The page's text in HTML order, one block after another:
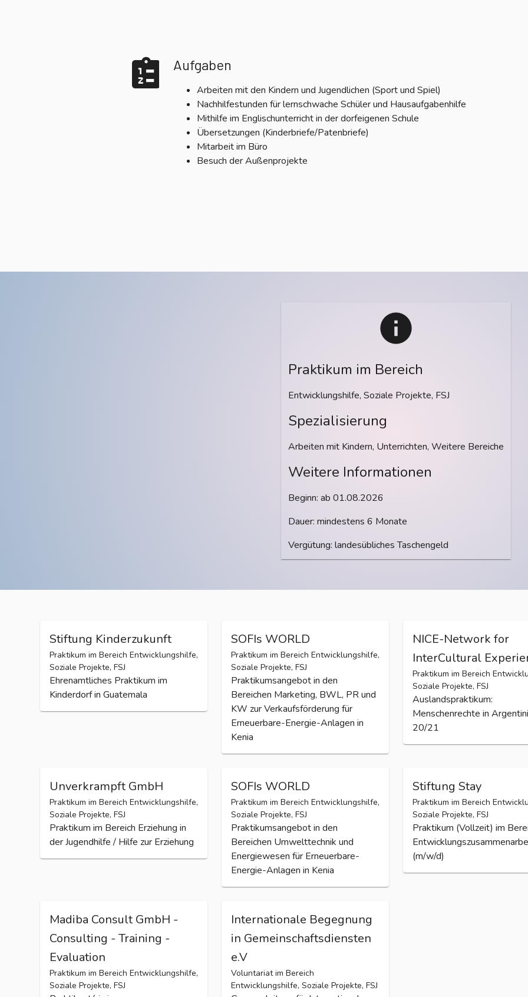
Aufgaben
Arbeiten mit den Kindern und Jugendlichen (Sport und Spiel)
Nachhilfestunden für lernschwache Schüler und Hausaufgabenhilfe
Mithilfe im Englischunterricht in der dorfeigenen Schule
Übersetzungen (Kinderbriefe/Patenbriefe)
Mitarbeit im Büro
Besuch der Außenprojekte
Praktikum im Bereich
Entwicklungshilfe, Soziale Projekte, FSJ
Spezialisierung
Arbeiten mit Kindern, Unterrichten, Weitere Bereiche
Weitere Informationen
Beginn: ab 01.08.2026
Dauer: mindestens 6 Monate
Vergütung: landesübliches Taschengeld
Stiftung Kinderzukunft
Praktikum im Bereich Entwicklungshilfe,
Soziale Projekte, FSJ
Ehrenamtliches Praktikum im
Kinderdorf in Guatemala
SOFIs WORLD
Praktikum im Bereich Entwicklungshilfe,
Soziale Projekte, FSJ
Praktikumsangebot in den
Bereichen Marketing, BWL, PR und
KW zur Verkaufsförderung für
Erneuerbare-Energie-Anlagen in
Kenia
NICE-Network for
InterCultural
Praktikum im Bereich
Soziale Projekte, FSJ
Auslandspraktikum:
Menschenrechte in
20/21
Unverkrampft GmbH
Praktikum im Bereich Entwicklungshilfe,
Soziale Projekte, FSJ
Praktikum im Bereich Erziehung in
der Jugendhilfe / Hilfe zur Erziehung
SOFIs WORLD
Praktikum im Bereich Entwicklungshilfe,
Soziale Projekte, FSJ
Praktikumsangebot in den
Bereichen Umwelttechnik und
Energiewesen für Erneuerbare-
Energie-Anlagen in Kenia
Stiftung Stay
Praktikum im Bereich
Soziale Projekte, FSJ
Praktikum (Vollzeit) im
(m/w/d)
Madiba Consult GmbH -
Consulting - Training -
Evaluation
Praktikum im Bereich Entwicklungshilfe,
Soziale Projekte, FSJ
Internationale Begegnung
in Gemeinschaftsdiensten
e.V
Voluntariat im Bereich
Entwicklungshilfe, Soziale Projekte, FSJ